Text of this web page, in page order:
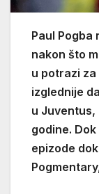
Paul Pogba
nakon što
u potrazi za
izglednije
u Juventus,
godine.
epizode